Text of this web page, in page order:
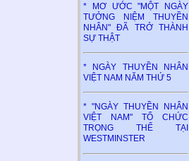
* MƠ ƯỚC "MỘT NGÀY
TƯỞNG NIỆM THUYỀN
NHÂN" ĐÃ TRỞ THÀNH
SỰ THẬT
* NGÀY THUYỀN NHÂN
VIỆT NAM NĂM THỨ 5
* "NGÀY THUYỀN NHÂN
VIỆT NAM" TỔ CHỨC
TRỌNG THỂ TẠI
WESTMINSTER